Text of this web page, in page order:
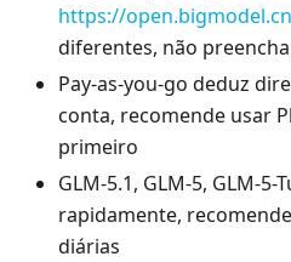
https://
diferentes, não
Pay-as-you-go deduz
conta, recomende usar
primeiro
GLM-5.1, GLM-5, GLM-
rapidamente,
diárias